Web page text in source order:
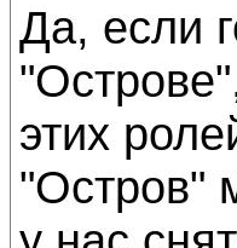
Да, если
этих
"Остров"